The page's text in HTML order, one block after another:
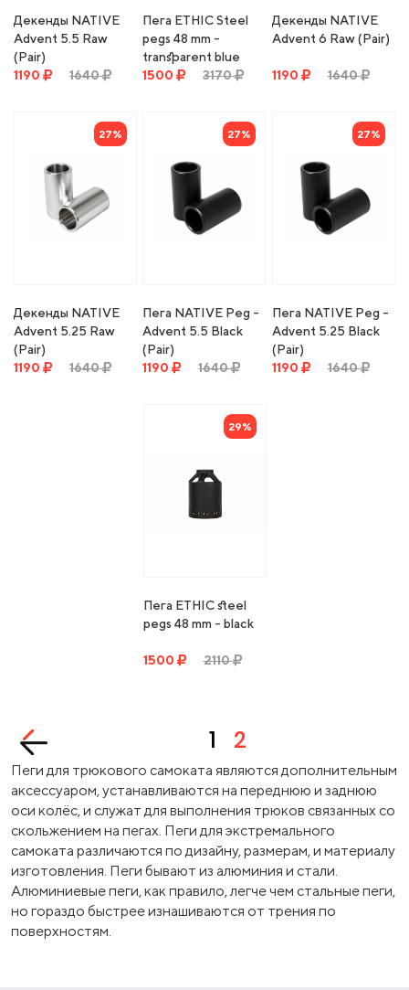
Декенды NATIVE
Advent 5.5 Raw
(Pair)
1190
1640
Пега ETHIC Steel
pegs 48 mm -
transparent blue
1500
3170
Декенды NATIVE
Advent 6 Raw (Pair)
1190 1640
27%
Декенды NATIVE
Advent 5.25 Raw
(Pair)
1190
1640
27%
Пега NATIVE Peg -
Advent 5.5 Black
(Pair)
1190
1640
27%
Пега NATIVE Peg -
Advent 5.25 Black
(Pair)
1190
1640
29%
Пега ETHIC steel
pegs 48 mm - black
1500 2110
1 2
Пеги для трюкового самоката являются дополнительным
аксессуаром, устанавливаются на переднюю и заднюю
оси колёс, и служат для выполнения трюков связанных со
скольжением на пегах. Пеги для экстремального
самоката различаются по дизайну, размерам, и материалу
изготовления. Пеги бывают из алюминия и стали.
Алюминиевые пеги, как правило, легче чем стальные пеги,
но гораздо быстрее изнашиваются от трения по
поверхностям.